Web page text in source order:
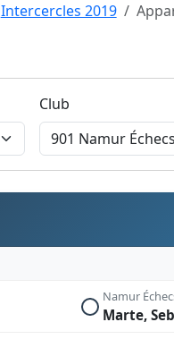
Intercercles 2019
Club
Namur
Marte,